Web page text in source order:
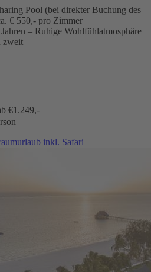
Pool (bei direkter Buchung des
€ 550,- pro Zimmer
– Ruhige Wohlfühlatmosphäre
zweit
€1.249,-
inkl. Safari